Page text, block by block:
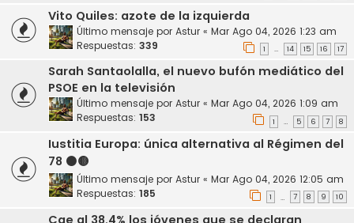
Vito Quiles: azote de la izquierda
Último mensaje por Astur « Mar Ago 04, 2026 1:23 am
Respuestas: 339 1 … 14 15 16 17
Sarah Santaolalla, el nuevo bufón mediático del
PSOE en la televisión
Último mensaje por Astur « Mar Ago 04, 2026 1:09 am
Respuestas: 153 1 … 5 6 7 8
Iustitia Europa: única alternativa al Régimen del
78 ⚫️🟡
Último mensaje por Astur « Mar Ago 04, 2026 12:05 am
Respuestas: 185 1 … 7 8 9 10
Cae al 38,4% los jóvenes que se declaran